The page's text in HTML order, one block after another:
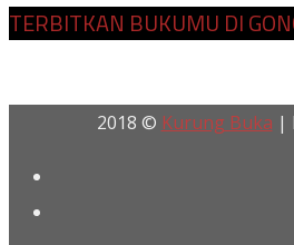
TERBITKAN BUKUMU DI
2018 © Kurung Buka |